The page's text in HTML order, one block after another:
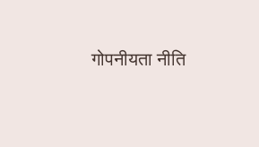
गोपनीयता नीति